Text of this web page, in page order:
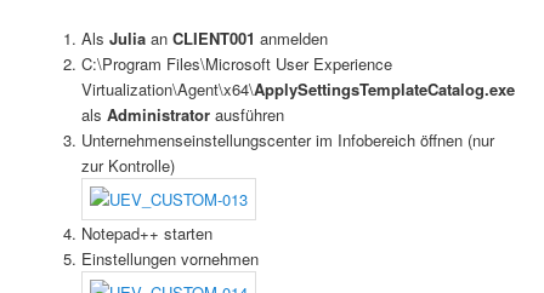
Als Juliaan CLIENT001 anmelden
C:\Program Files\Microsoft User Experience
Virtualization\Agent\x64\ApplySettingsTemplateCatalog.exe
als Administratorausführen
Unternehmenseinstellungscenter im Infobereich öffnen (nur
zur Kontrolle)
Notepad++ starten
Einstellungen vornehmen